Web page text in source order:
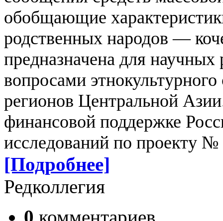
обобщающие
родственных народов —
предназначена для
вопросами
регионов Центральной
финансовой поддержке
исследований по проекту
[Подробнее]
Редколлегия